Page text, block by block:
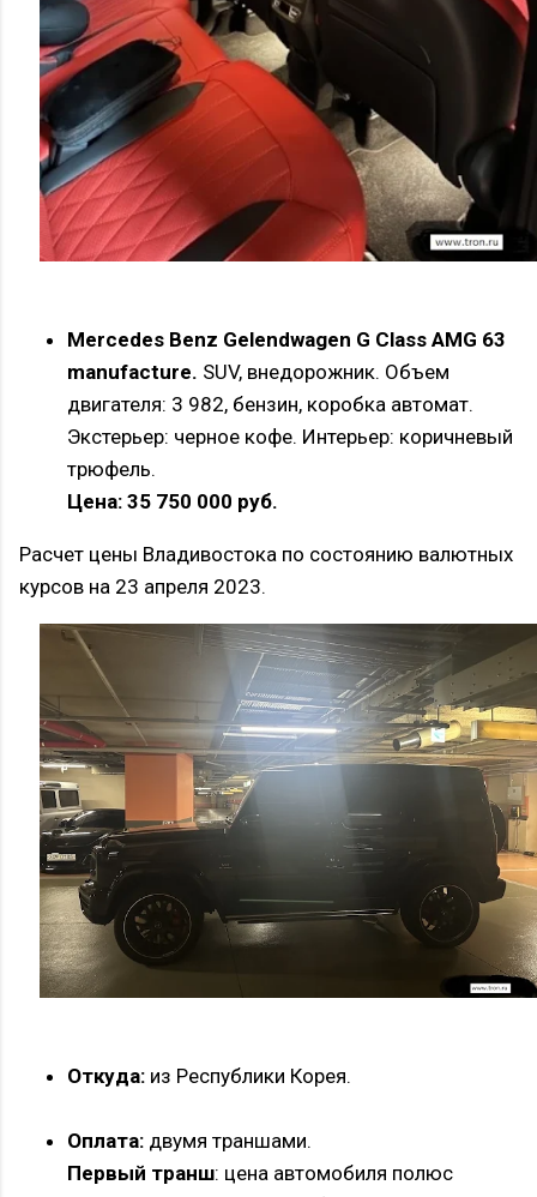
Mercedes Benz Gelendwagen G Class AMG 63
manufacture. SUV, внедорожник. Объем
двигателя: 3 982, бензин, коробка автомат.
Экстерьер: черное кофе. Интерьер: коричневый
трюфель.
Цена: 35 750 000 руб.
Расчет цены Владивостока по состоянию валютных
курсов на 23 апреля 2023.
Откуда: из Республики Корея.
Оплата: двумя траншами.
Первый транш: цена автомобиля полюс